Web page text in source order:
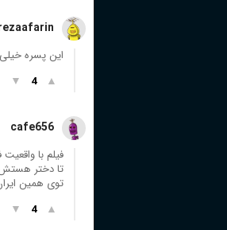
این پسره خیلی
▲
4
▼
cafe656
تا دختر
توی همین
▲
4
▼